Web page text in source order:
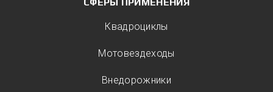
Квадроциклы
Мотовездеходы
Внедорожники